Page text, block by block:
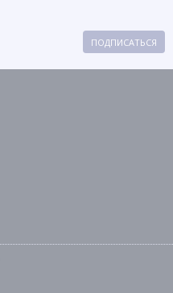
ПОДПИСАТЬСЯ